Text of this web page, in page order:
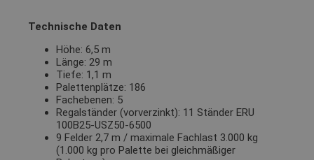
Technische Daten
Höhe: 6,5 m
Länge: 29 m
Tiefe: 1,1 m
Palettenplätze: 186
Fachebenen: 5
Regalständer (vorverzinkt): 11 Ständer ERU
100B25-USZ50-6500
9 Felder 2,7 m / maximale Fachlast 3.000 kg
(1.000 kg pro Palette bei gleichmäßiger